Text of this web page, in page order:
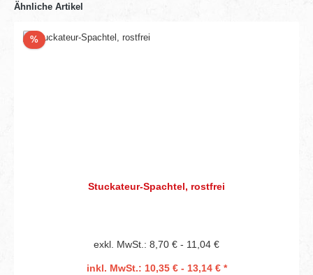
Ähnliche Artikel
%Rabatt
Stuckateur-Spachtel, rostfrei
exkl. MwSt.: 8,70 € - 11,04 €
inkl. MwSt.: 10,35 € - 13,14 € *